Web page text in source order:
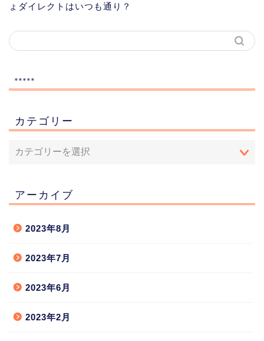
ょダイレクトはいつも通り？
*****
カテゴリー
アーカイブ
2023年8月
2023年7月
2023年6月
2023年2月